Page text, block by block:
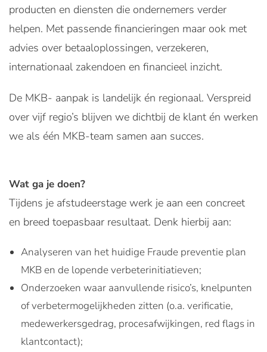
producten en diensten die ondernemers verder
helpen. Met passende financieringen maar ook met
advies over betaaloplossingen, verzekeren,
internationaal zakendoen en financieel inzicht.
De MKB- aanpak is landelijk én regionaal. Verspreid
over vijf regio’s blijven we dichtbij de klant én werken
we als één MKB-team samen aan succes.
Wat ga je doen?
Tijdens je afstudeerstage werk je aan een concreet
en breed toepasbaar resultaat. Denk hierbij aan:
Analyseren van het huidige Fraude preventie plan
MKB en de lopende verbeterinitiatieven;
Onderzoeken waar aanvullende risico’s, knelpunten
of verbetermogelijkheden zitten (o.a. verificatie,
medewerkersgedrag, procesafwijkingen, red flags in
klantcontact);